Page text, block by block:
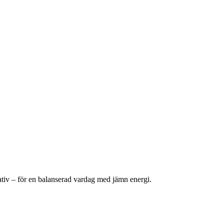
– för en balanserad vardag med jämn energi.